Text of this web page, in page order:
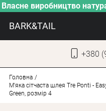
Власне виробництво
BARK&TAIL
+380
Головна
М'яка сітчаста шлея Tre Ponti -
Green, розмір 4